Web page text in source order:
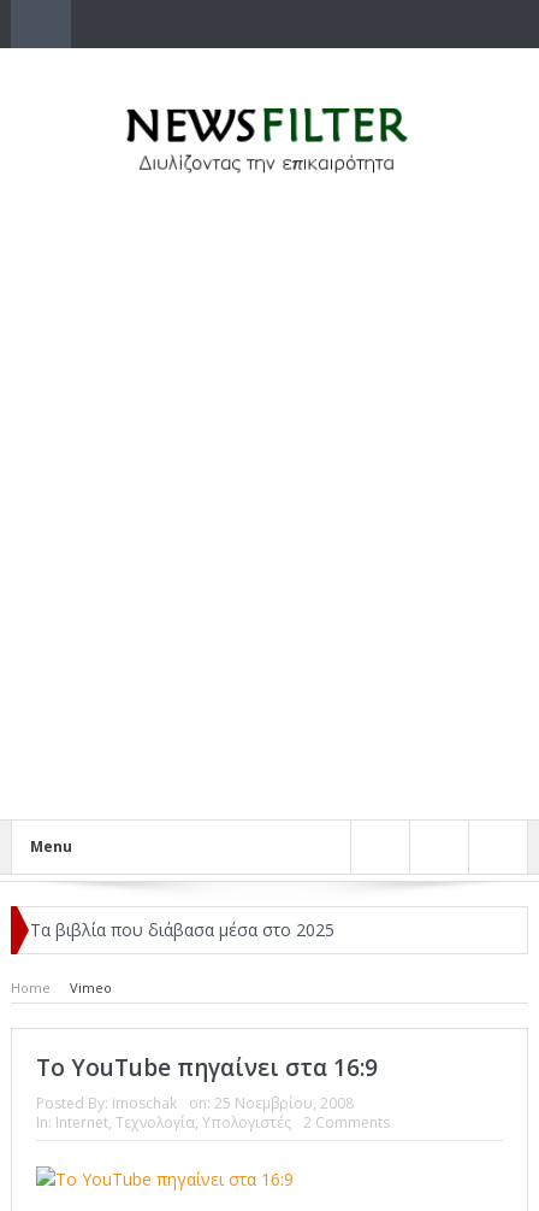
Menu
Τα βιβλία που διάβασα μέσα στο 2025
Σπιρτόκουτο: η απόλυτη αντισυμβατική καλοκαιρινή ταινία
Το Top 5 της εβδομάδας #517
Home Vimeo
Το YouTube πηγαίνει στα 16:9
Posted By: imoschak on: 25 Νοεμβρίου, 2008
In: Internet, Τεχνολογία, Υπολογιστές 2 Comments